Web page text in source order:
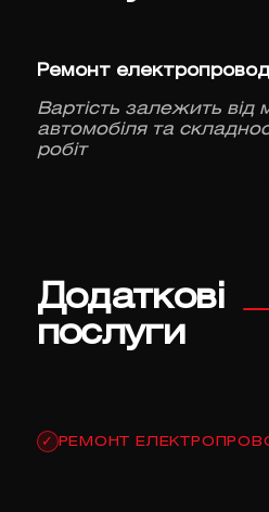
Ремонт
Вартість залежить від
автомобіля та
робіт
Додаткові
послуги
✓ РЕМОНТ